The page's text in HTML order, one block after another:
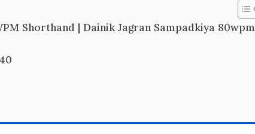
Shorthand | Dainik Jagran Sampadkiya 80wpm